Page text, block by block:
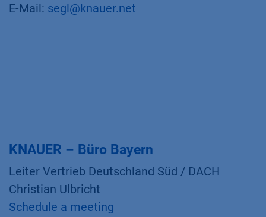
E-Mail: segl@knauer.net
KNAUER – Büro Bayern
Leiter Vertrieb Deutschland Süd / DACH
Christian Ulbricht
Schedule a meeting